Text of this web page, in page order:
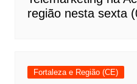
região nesta sexta
Fortaleza e Região (CE)